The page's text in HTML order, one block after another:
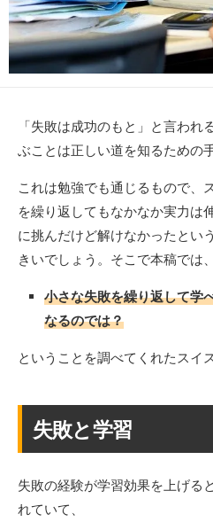
「失敗は成功のもと」と言わ
ぶことは正しい道を知るための
これは勉強でも通じるもので、
を繰り返してもなかなか実力は
に挑んだけど解けなかったとい
きいでしょう。そこで本稿では、
小さな失敗を繰り返して学
なるのでは？
ということを調べてくれたスイ
失敗と学習
失敗の経験が学習効果を上げる
れていて、